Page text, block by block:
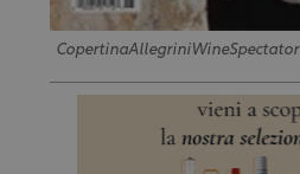
CopertinaAllegriniWineSpectator